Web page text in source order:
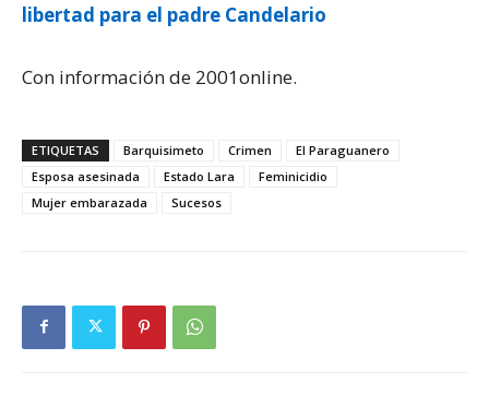
libertad para el padre Candelario
Con información de 2001online.
ETIQUETAS Barquisimeto Crimen
El Paraguanero
Esposa asesinada
Estado Lara
Feminicidio
Mujer embarazada
Sucesos